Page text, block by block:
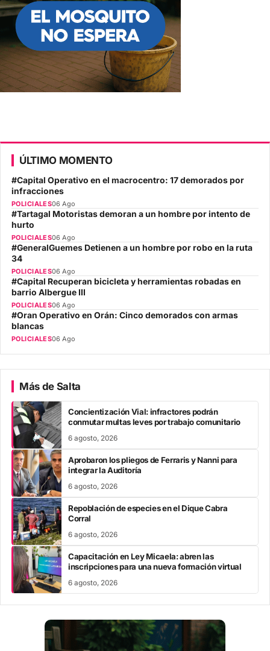
ÚLTIMO MOMENTO
#Capital Operativo en el macrocentro: 17 demorados por
infracciones
POLICIALES06 Ago
#Tartagal Motoristas demoran a un hombre por intento de
hurto
POLICIALES06 Ago
#GeneralGuemes Detienen a un hombre por robo en la ruta
34
POLICIALES06 Ago
#Capital Recuperan bicicleta y herramientas robadas en
barrio Albergue III
POLICIALES06 Ago
#Oran Operativo en Orán: Cinco demorados con armas
blancas
POLICIALES06 Ago
Más de Salta
Concientización Vial: infractores podrán
conmutar multas leves por trabajo comunitario
6 agosto, 2026
Aprobaron los pliegos de Ferraris y Nanni para
integrar la Auditoría
6 agosto, 2026
Repoblación de especies en el Dique Cabra
Corral
6 agosto, 2026
Capacitación en Ley Micaela: abren las
inscripciones para una nueva formación virtual
6 agosto, 2026